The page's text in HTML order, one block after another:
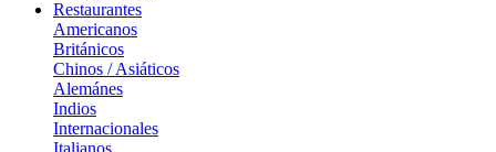
Restaurantes
Americanos
Británicos
Chinos / Asiáticos
Alemánes
Indios
Internacionales
Italianos